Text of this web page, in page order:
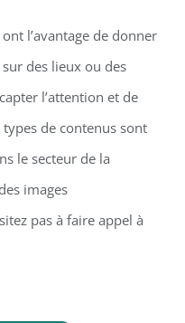
l’avantage de donner
des lieux ou des
l’attention et de
de contenus sont
le secteur de la
images
pas à faire appel à